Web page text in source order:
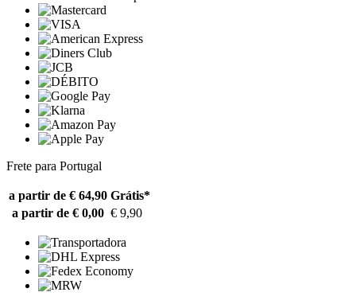
Frete para Portugal
a partir de € 64,90 Grátis*
a partir de € 0,00 € 9,90